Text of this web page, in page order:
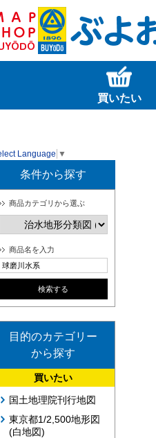
買いたい
Language ▼
条件から探す
商品カテゴリから選ぶ
商品名を入力
目的のカテゴリー
から探す
買いたい
国土地理院刊行地図
東京都1/2,500地形図
(白地図)